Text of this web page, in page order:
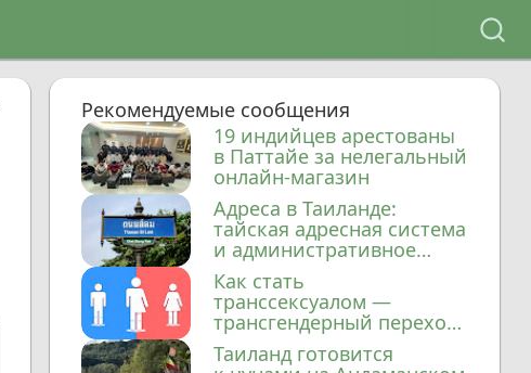
Рекомендуемые сообщения
19 индийцев арестованы
в Паттайе за нелегальный
онлайн-магазин
Адреса в Таиланде:
тайская адресная система
и административное
деление
Как стать
транссексуалом —
трансгендерный переход
в Таиланде
Таиланд готовится